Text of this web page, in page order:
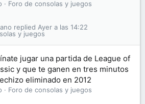
Foro de consolas y juegos
y juegos
Ayer a las 14:22
jugar una partida de League of
y que te ganen en tres minutos
eliminado en 2012
Foro de consolas y juegos